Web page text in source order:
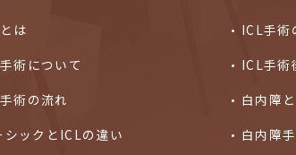
は
ICL手術
術について
ICL手術
術の流れ
白内障
シックとICLの違い
白内障